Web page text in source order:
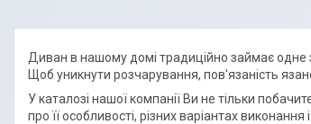
Диван в нашому домі традиційно займає одне
Щоб уникнути розчарування, пов'язаність
У каталозі нашої компанії Ви не тільки
про її особливості, різних варіантах